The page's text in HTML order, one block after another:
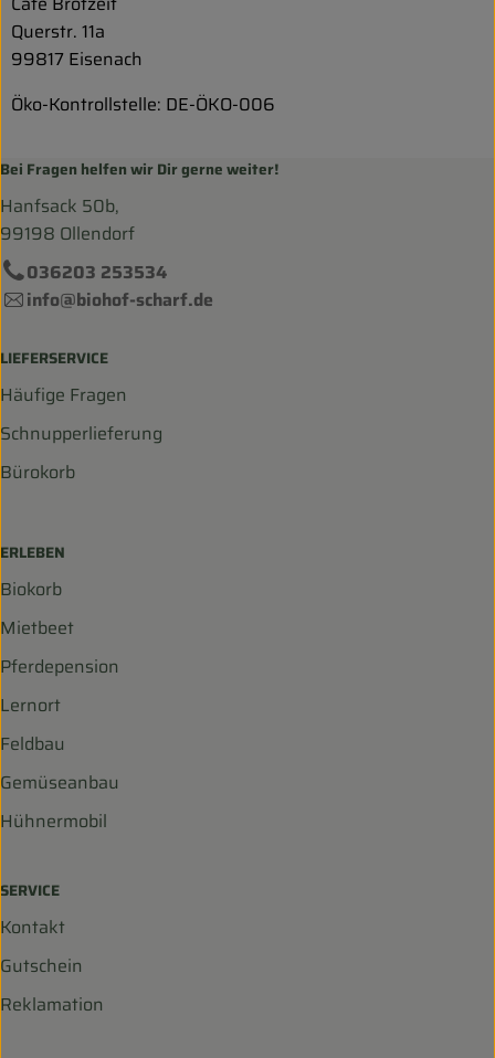
Querstr. 11a
99817 Eisenach
Öko-Kontrollstelle: DE-ÖKO-006
Bei Fragen helfen wir Dir gerne weiter!
Hanfsack 50b,
99198 Ollendorf
036203 253534
info@biohof-scharf.de
LIEFERSERVICE
Häufige Fragen
Schnupperlieferung
Bürokorb
ERLEBEN
Biokorb
Mietbeet
Pferdepension
Lernort
Feldbau
Gemüseanbau
Hühnermobil
SERVICE
Kontakt
Gutschein
Reklamation